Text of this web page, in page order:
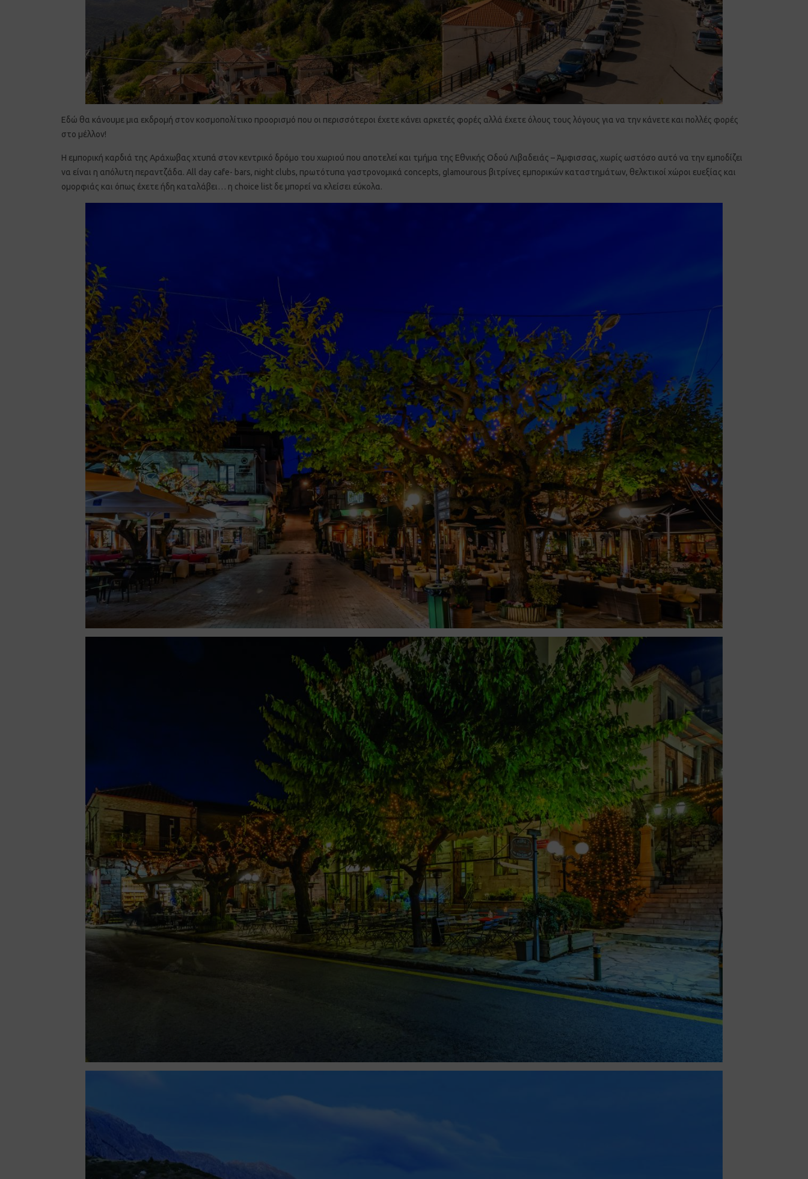
Εδώ θα κάνουμε μια εκδρομή στον κοσμοπολίτικο προορισμό που οι περισσότεροι έχετε κάνει αρκετές φορές αλλά έχετε όλους τους λόγους για να την κάνετε και πολλές φορές
στο μέλλον!
Η εμπορική καρδιά της Αράχωβας χτυπά στον κεντρικό δρόμο του χωριού που αποτελεί και τμήμα της Εθνικής Οδού Λιβαδειάς – Άμφισσας, χωρίς ωστόσο αυτό να την εμποδίζει
να είναι η απόλυτη περαντζάδα. All day cafe- bars, night clubs, πρωτότυπα γαστρονομικά concepts, glamourous βιτρίνες εμπορικών καταστημάτων, θελκτικοί χώροι ευεξίας και
ομορφιάς και όπως έχετε ήδη καταλάβει… η choice list δε μπορεί να κλείσει εύκολα.